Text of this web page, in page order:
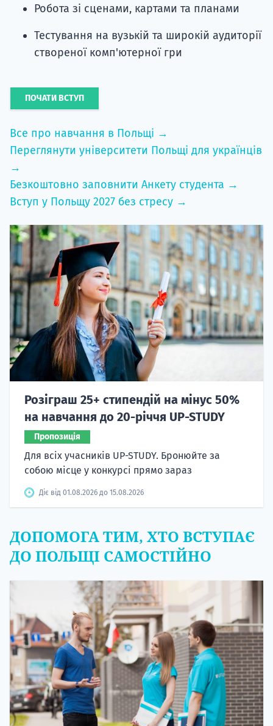
Робота зі сценами, картами та планами
Тестування на вузькій та широкій аудиторії
створеної комп'ютерної гри
ПОЧАТИ ВСТУП
Все про навчання в Польщі →
Переглянути університети Польщі для українців
→
Безкоштовно заповнити Анкету студента →
Вступ у Польщу 2027 без стресу →
Розіграш 25+ стипендій на мінус 50%
на навчання до 20-річчя UP-STUDY
Пропозиція
Для всіх учасників UP-STUDY. Бронюйте за
собою місце у конкурсі прямо зараз
Діє від 01.08.2026 до 15.08.2026
ДОПОМОГА ТИМ, ХТО ВСТУПАЄ
ДО ПОЛЬЩІ САМОСТІЙНО